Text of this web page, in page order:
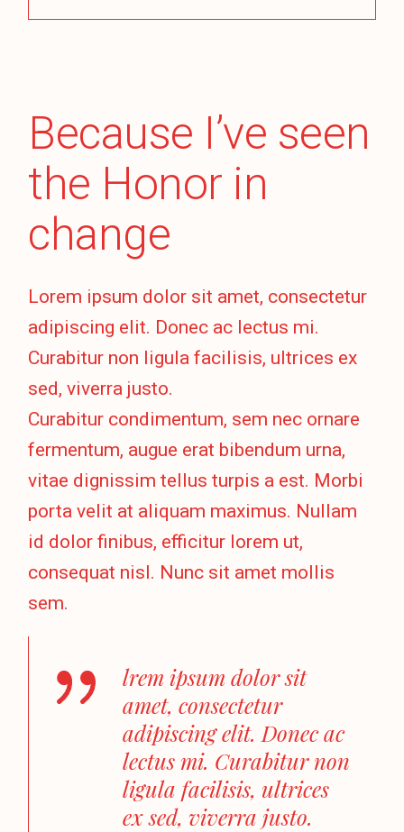
Because I’ve seen
the Honor in
change
Lorem ipsum dolor sit amet, consectetur
adipiscing elit. Donec ac lectus mi.
Curabitur non ligula facilisis, ultrices ex
sed, viverra justo.
Curabitur condimentum, sem nec ornare
fermentum, augue erat bibendum urna,
vitae dignissim tellus turpis a est. Morbi
porta velit at aliquam maximus. Nullam
id dolor finibus, efficitur lorem ut,
consequat nisl. Nunc sit amet mollis
sem.
lrem ipsum dolor sit
amet, consectetur
adipiscing elit. Donec ac
lectus mi. Curabitur non
ligula facilisis, ultrices
ex sed, viverra justo.